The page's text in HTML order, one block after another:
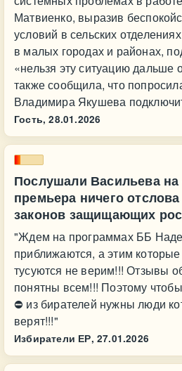
Матвиенко, выразив
условий в сельских
в малых городах и районах,
«нельзя эту ситуацию дальше
также сообщила, что
Владимира Якушева
Гость, 28.01.2026
Послушали Васильева
премьера ничего
законов защищающих
"Ждем на программах ББ
приближаются, а этим
тусуются не верим!!! Отзывы
понятны всем!!! Поэтому
⛔ из бирателей нужны люди
верят!!!"
Избиратели ЕР, 27.01.2026